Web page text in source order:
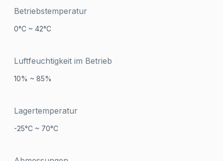
Betriebstemperatur
0°C ~ 42°C
Luftfeuchtigkeit im Betrieb
10% ~ 85%
Lagertemperatur
-25°C ~ 70°C